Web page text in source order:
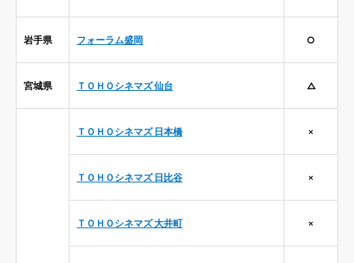
岩手県 フォーラム盛岡 ○
宮城県 ＴＯＨＯシネマズ 仙台 △
ＴＯＨＯシネマズ 日本橋 ×
ＴＯＨＯシネマズ 日比谷 ×
ＴＯＨＯシネマズ 大井町 ×